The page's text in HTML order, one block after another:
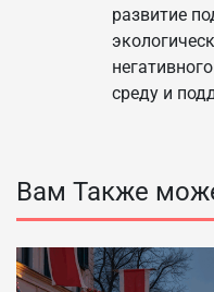
развитие
среду и
Вам Также